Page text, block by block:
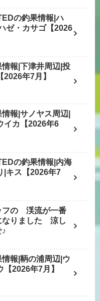
の釣果情報|ハ
ゼ・カサゴ【2026
情報|下津井周辺|投
年7月】
報|サノヤス周辺|
イカ【2026年6
の釣果情報|内海
|キス【2026年7
フの 渓流が一番
なりました 涼し
♪
報|鞆の浦周辺|ウ
【2026年7月】